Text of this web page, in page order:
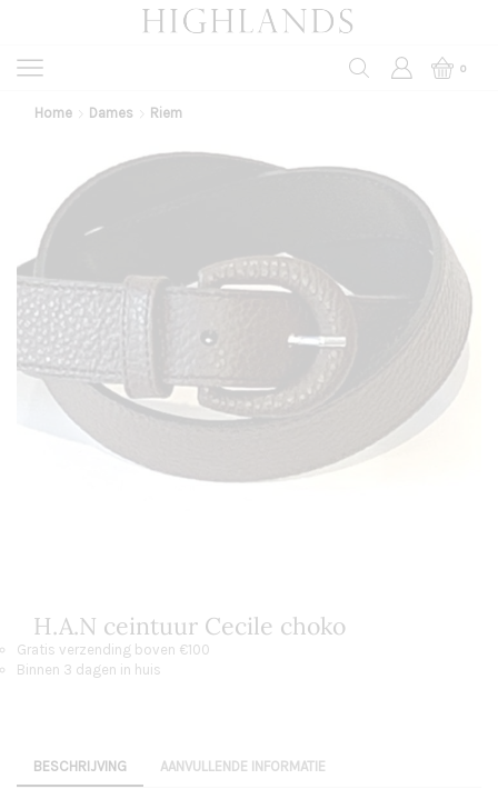
0
Home Dames Riem
H.A.N ceintuur Cecile choko
Gratis verzending boven €100
Binnen 3 dagen in huis
BESCHRIJVING AANVULLENDE INFORMATIE